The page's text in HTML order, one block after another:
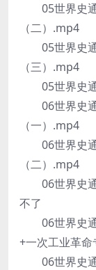
05世界史通
（二）.mp4
05世界史通
（三）.mp4
05世界史通
06世界史通
（一）.mp4
06世界史通
（二）.mp4
06世界史通
不了
06世界史通
+一次工业革
06世界史通